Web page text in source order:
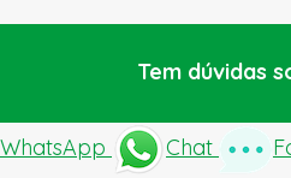
Tem dúvidas
WhatsApp Chat